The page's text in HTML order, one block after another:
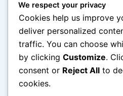
memek merah cewek chindo
cewek indo tetek merah
web phising
web phising scammer
We respect your privacy
Cookies help us improve
deliver personalized
traffic. You can choose
by clicking Customize.
consent or Reject All to
cookies.